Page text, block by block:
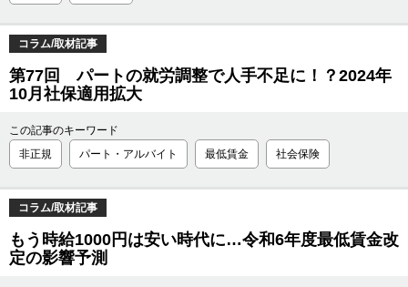
コラム/取材記事
第77回 パートの就労調整で人手不足に！？2024年
10月社保適用拡大
この記事のキーワード
非正規
パート・アルバイト 最低賃金 社会保険
コラム/取材記事
もう時給1000円は安い時代に…令和6年度最低賃金改
定の影響予測